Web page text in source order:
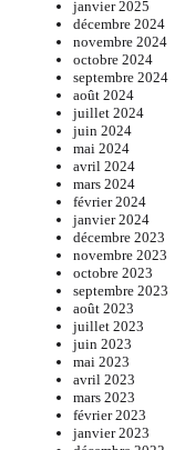
janvier 2025
décembre 2024
novembre 2024
octobre 2024
septembre 2024
août 2024
juillet 2024
juin 2024
mai 2024
avril 2024
mars 2024
février 2024
janvier 2024
décembre 2023
novembre 2023
octobre 2023
septembre 2023
août 2023
juillet 2023
juin 2023
mai 2023
avril 2023
mars 2023
février 2023
janvier 2023